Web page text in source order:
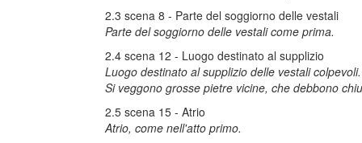
2.3 scena 8 - Parte del soggiorno delle vestali
Parte del soggiorno delle vestali come prima.
2.4 scena 12 - Luogo destinato al supplizio
Luogo destinato al supplizio delle vestali
Si veggono grosse pietre vicine, che debbono
2.5 scena 15 - Atrio
Atrio, come nell'atto primo.